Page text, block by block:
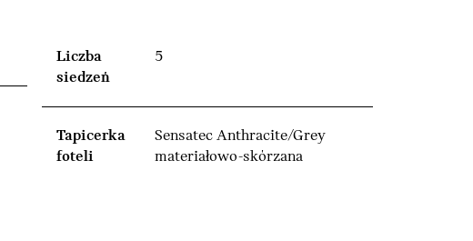
Liczba
siedzeń
5
Tapicerka
foteli
Sensatec Anthracite/Grey
materiałowo-skórzana